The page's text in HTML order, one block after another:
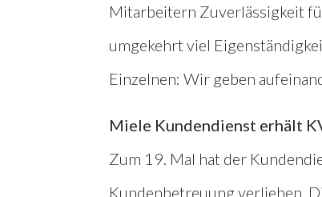
Mitarbeitern Zuverlässigkeit
umgekehrt viel
Einzelnen: Wir geben
Miele Kundendienst erhält
Zum 19. Mal hat der
Kundenbetreuung verliehen.